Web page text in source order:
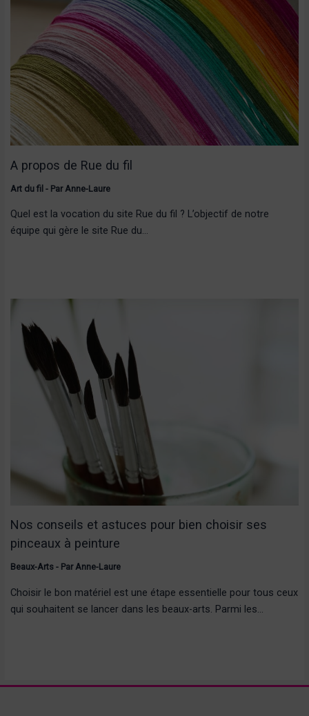
A propos de Rue du fil
Art du fil - Par Anne-Laure
Quel est la vocation du site Rue du fil ? L’objectif de notre
équipe qui gère le site Rue du…
Nos conseils et astuces pour bien choisir ses
pinceaux à peinture
Beaux-Arts- ParAnne-Laure
Choisir le bon matériel est une étape essentielle pour tous ceux
qui souhaitent se lancer dans les beaux-arts. Parmi les…